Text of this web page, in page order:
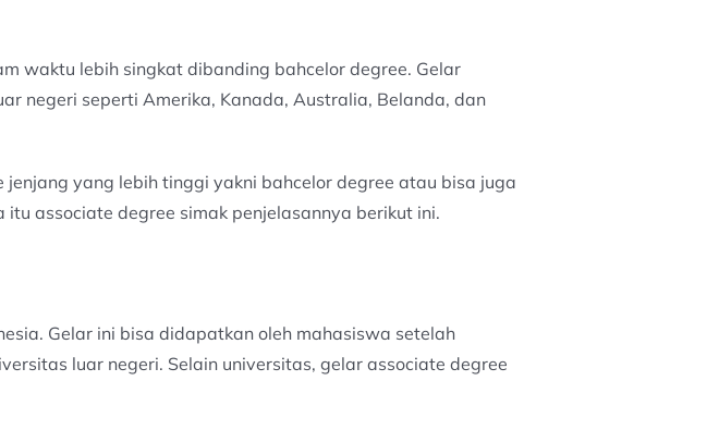
waktu lebih singkat dibanding bahcelor degree. Gelar
negeri seperti Amerika, Kanada, Australia, Belanda, dan
yang lebih tinggi yakni bahcelor degree atau bisa juga
associate degree simak penjelasannya berikut ini.
Gelar ini bisa didapatkan oleh mahasiswa setelah
luar negeri. Selain universitas, gelar associate degree